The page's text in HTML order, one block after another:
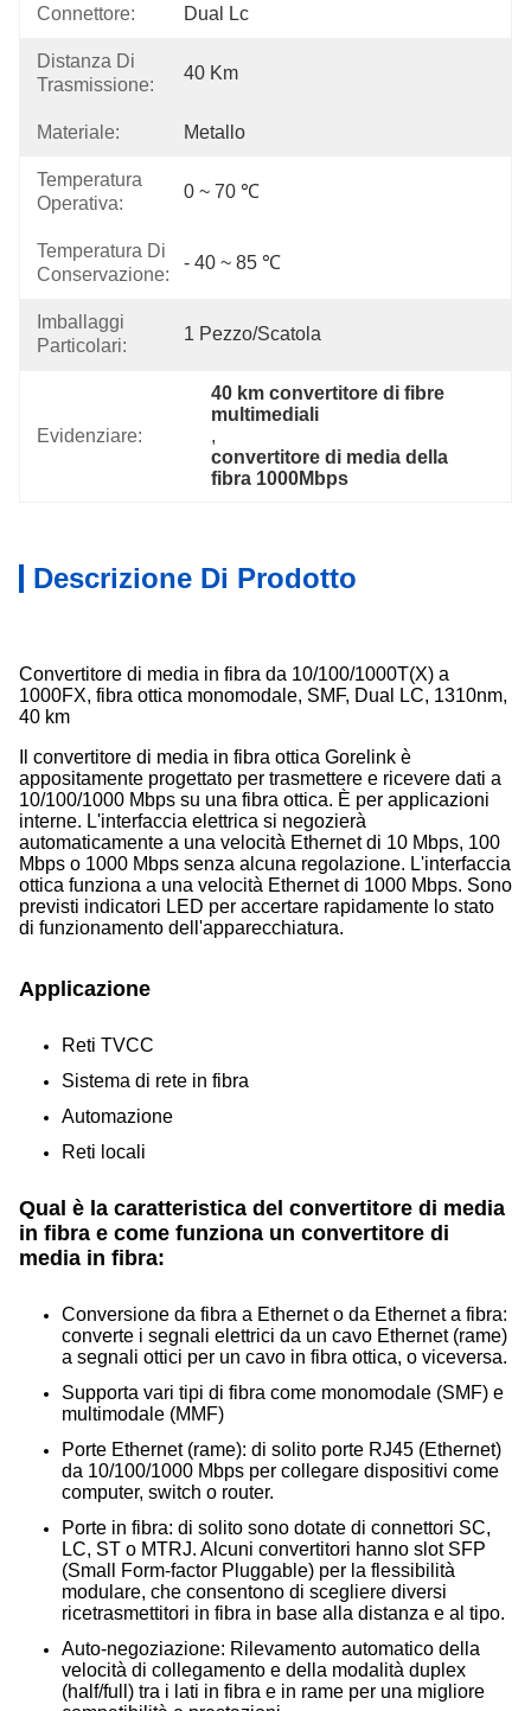
Connettore: Dual Lc
Distanza Di
Trasmissione:
40 Km
Materiale: Metallo
Temperatura
Operativa:
0 ~ 70 ℃
Temperatura Di
Conservazione:
- 40 ~ 85 ℃
Imballaggi
Particolari:
1 Pezzo/scatola
Evidenziare:
40 km convertitore di fibre
multimediali
,
convertitore di media della
fibra 1000Mbps
Descrizione Di Prodotto
Convertitore di media in fibra da 10/100/1000T(X) a
1000FX, fibra ottica monomodale, SMF, Dual LC, 1310nm,
40 km
Il convertitore di media in fibra ottica Gorelink è
appositamente progettato per trasmettere e ricevere dati a
10/100/1000 Mbps su una fibra ottica. È per applicazioni
interne. L'interfaccia elettrica si negozierà
automaticamente a una velocità Ethernet di 10 Mbps, 100
Mbps o 1000 Mbps senza alcuna regolazione. L'interfaccia
ottica funziona a una velocità Ethernet di 1000 Mbps. Sono
previsti indicatori LED per accertare rapidamente lo stato
di funzionamento dell'apparecchiatura.
Applicazione
Reti TVCC
Sistema di rete in fibra
Automazione
Reti locali
Qual è la caratteristica del convertitore di media
in fibra e come funziona un convertitore di
media in fibra:
Conversione da fibra a Ethernet o da Ethernet a fibra:
converte i segnali elettrici da un cavo Ethernet (rame)
a segnali ottici per un cavo in fibra ottica, o viceversa.
Supporta vari tipi di fibra come monomodale (SMF) e
multimodale (MMF)
Porte Ethernet (rame): di solito porte RJ45 (Ethernet)
da 10/100/1000 Mbps per collegare dispositivi come
computer, switch o router.
Porte in fibra: di solito sono dotate di connettori SC,
LC, ST o MTRJ. Alcuni convertitori hanno slot SFP
(Small Form-factor Pluggable) per la flessibilità
modulare, che consentono di scegliere diversi
ricetrasmettitori in fibra in base alla distanza e al tipo.
Auto-negoziazione: Rilevamento automatico della
velocità di collegamento e della modalità duplex
(half/full) tra i lati in fibra e in rame per una migliore